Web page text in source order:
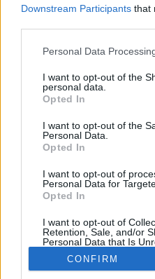
Downstream Participants that
Please note that this
not limited to your visit or
grant or deny consent to
use your data for below
consent section.
Personal Data
I want to opt-out of the
personal data.
Opted In
I want to opt-out of the
Personal Data.
Opted In
I want to opt-out of
Personal Data for
Opted In
I want to opt-out of
Retention, Sale, and/or
Personal Data that Is
Purposes for which it
Opted Out
CONFIRM
Emlőrák
Emlőrák